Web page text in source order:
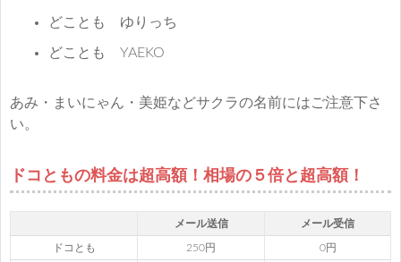
どことも ゆりっち
どことも YAEKO
あみ・まいにゃん・美姫などサクラの名前にはご注意下さ
い。
ドコともの料金は超高額！相場の５倍と超高額！
メール送信 メール受信
ドコとも 250円 0円